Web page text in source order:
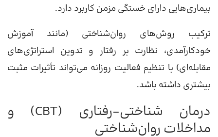
بیماری‌هایی دارای خستگی مزمن کاربرد دارد.
ترکیب روش‌های روان‌شناختی (مانند آموزش
خودکارآمدی، نظارت بر رفتار و تدوین استراتژی‌های
مقابله‌ای) با تنظیم فعالیت روزانه می‌تواند تأثیرات مثبت
بیشتری داشته باشد.
درمان شناختی–رفتاری (CBT) و
مداخلات روان‌شناختی